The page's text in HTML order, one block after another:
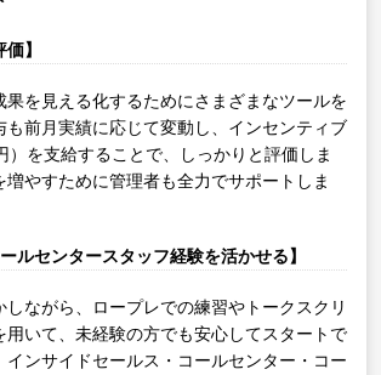
】
果を見える化するためにさまざまなツールを
も前月実績に応じて変動し、インセンティブ
）を支給することで、しっかりと評価しま
増やすために管理者も全力でサポートしま
ルセンタースタッフ経験を活かせる】
しながら、ロープレでの練習やトークスクリ
用いて、未経験の方でも安心してスタートで
インサイドセールス・コールセンター・コー